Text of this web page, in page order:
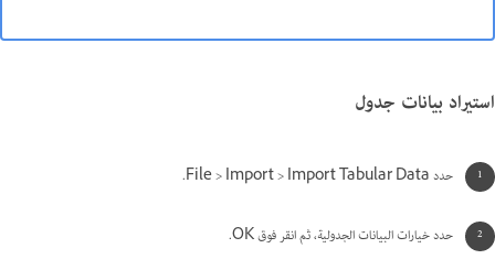
استيراد بيانات جدول
حدد File > Import > Import Tabular Data.
حدد خيارات البيانات الجدولية، ثم انقر فوق OK.